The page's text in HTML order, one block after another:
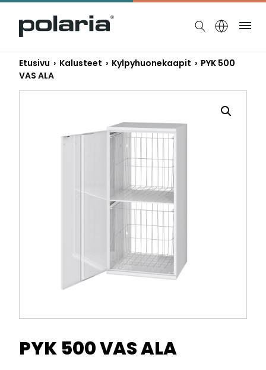
https://polaria.fi/name
Etusivu › Kalusteet › Kylpyhuonekaapit › PYK 500
VAS ALA
PYK 500 VAS ALA